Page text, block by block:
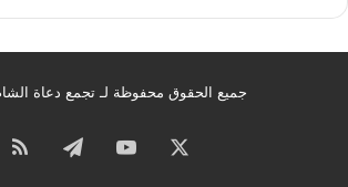
جميع الحقوق محفوظة لـ تجمع دعاة الشام
‫YouTubeتيلقرام